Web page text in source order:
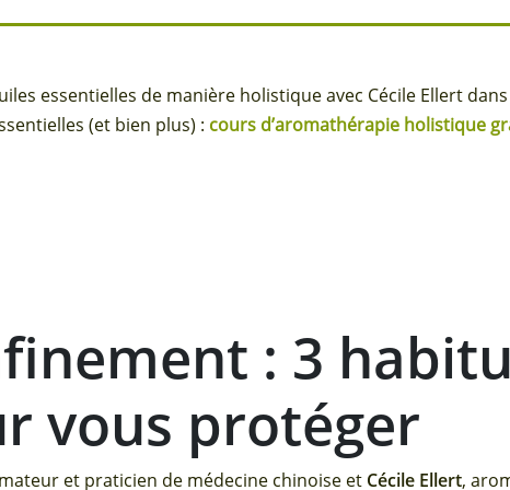
essentielles de manière holistique avec Cécile Ellert
(et bien plus) : cours d’aromathérapie holistique
: 3
vous protéger
et praticien de médecine chinoise et Cécile Ellert,